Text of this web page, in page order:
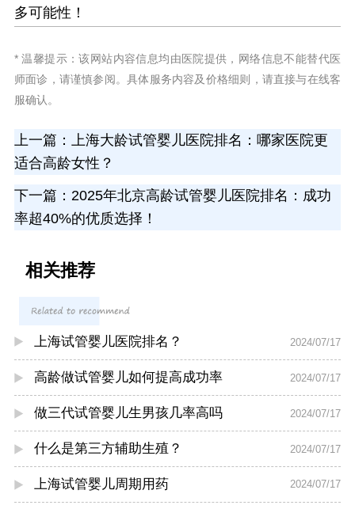
多可能性！
* 温馨提示：该网站内容信息均由医院提供，网络信息不能替代医
师面诊，请谨慎参阅。具体服务内容及价格细则，请直接与在线客
服确认。
上一篇： 上海大龄试管婴儿医院排名：哪家医院更
适合高龄女性？
下一篇： 2025年北京高龄试管婴儿医院排名：成功
率超40%的优质选择！
相关推荐
上海试管婴儿医院排名？ 2024/07/17
高龄做试管婴儿如何提高成功率 2024/07/17
做三代试管婴儿生男孩几率高吗 2024/07/17
什么是第三方辅助生殖？ 2024/07/17
上海试管婴儿周期用药 2024/07/17